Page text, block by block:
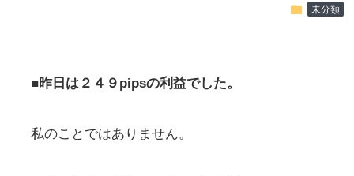
folder 未分類
■昨日は２４９pipsの利益でした。
私のことではありません。